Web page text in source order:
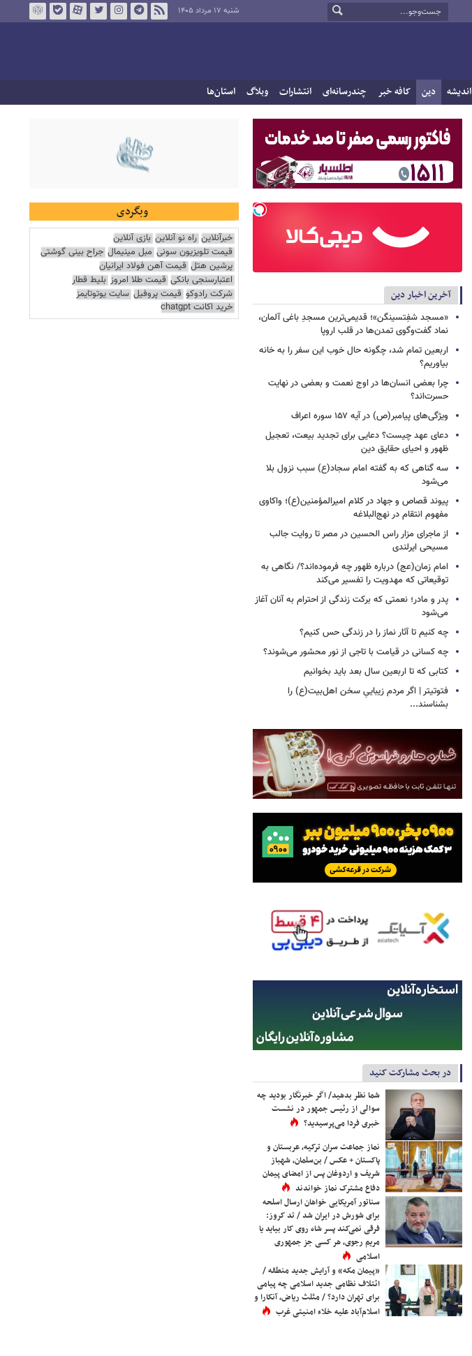
شنبه ۱۷ مرداد ۱۴۰۵
اندیشه دین کافه خبر چندرسانه‌ای انتشارات وبلاگ استان‌ها
آخرین اخبار دین
«مسجد شفِتسینگن»؛ قدیمی‌ترین مسجدِ باغی آلمان،
نماد گفت‌وگوی تمدن‌ها در قلب اروپا
اربعین تمام شد، چگونه حال خوب این سفر را به خانه
بیاوریم؟
چرا بعضی انسان‌ها در اوج نعمت و بعضی در نهایت
حسرت‌اند؟
ویژگی‌های پیامبر(ص) در آیه ۱۵۷ سوره اعراف
دعای عهد چیست؟ دعایی برای تجدید بیعت، تعجیل
ظهور و احیای حقایق دین
سه گناهی که به گفته امام سجاد(ع) سبب نزول بلا
می‌شود
پیوند قصاص و جهاد در کلام امیرالمؤمنین(ع)؛ واکاوی
مفهوم انتقام در نهج‌البلاغه
از ماجرای مزار راس الحسین در مصر تا روایت جالب
مسیحی ایرلندی
امام زمان(عج) درباره ظهور چه فرموده‌اند؟/ نگاهی به
توقیعاتی که مهدویت را تفسیر می‌کند
پدر و مادر؛ نعمتی که برکت زندگی از احترام به آنان آغاز
می‌شود
چه کنیم تا آثار نماز را در زندگی حس کنیم؟
چه کسانی در قیامت با تاجی از نور محشور می‌شوند؟
کتابی که تا اربعین سال بعد باید بخوانیم
فتوتیتر | اگر مردم زیباییِ سخن اهل‌بیت(ع) را
بشناسند...
در بحث مشارکت کنید
شما نظر بدهید/ اگر خبرنگار بودید چه
سوالی از رئیس جمهور در نشست
خبری فردا می‌پرسیدید؟
نماز جماعت سران ترکیه، عربستان و
پاکستان + عکس / بن‌سلمان، شهباز
شریف و اردوغان پس از امضای پیمان
دفاع مشترک نماز خواندند
سناتور آمریکایی خواهان ارسال اسلحه
برای شورش در ایران شد / تد کروز:
فرقی نمی‌کند پسر شاه روی کار بیاید یا
مریم رجوی، هر کسی جز جمهوری
اسلامی
«پیمان مکه» و آرایش جدید منطقه /
ائتلاف نظامی جدید اسلامی چه پیامی
برای تهران دارد؟ / مثلث ریاض، آنکارا و
اسلام‌آباد علیه خلاء امنیتی غرب
وبگردی
خبرآنلاین راه نو آنلاین بازی آنلاین
قیمت تلویزیون سونی مبل مینیمال جراح بینی گوشتی
پرشین هتل قیمت آهن فولاد ایرانیان
اعتبارسنجی بانکی قیمت طلا امروز بلیط قطار
شرکت رادوکو قیمت پروفیل سایت یوتوتایمز
خرید اکانت chatgpt